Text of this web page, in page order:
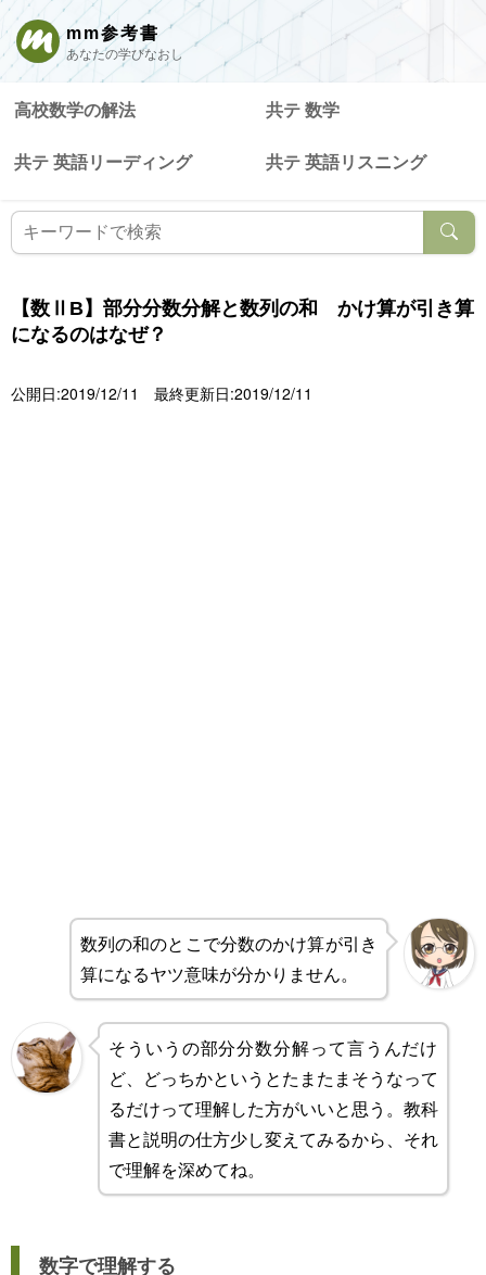
mm参考書
あなたの学びなおし
高校数学の解法 共テ 数学
共テ 英語リーディング 共テ 英語リスニング
【数ⅡB】部分分数分解と数列の和 かけ算が引き算
になるのはなぜ？
公開日:2019/12/11 最終更新日:2019/12/11
数列の和のとこで分数のかけ算が引き
算になるヤツ意味が分かりません。
そういうの部分分数分解って言うんだけ
ど、どっちかというとたまたまそうなって
るだけって理解した方がいいと思う。教科
書と説明の仕方少し変えてみるから、それ
で理解を深めてね。
数字で理解する